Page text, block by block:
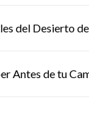
del Desierto
Antes de tu